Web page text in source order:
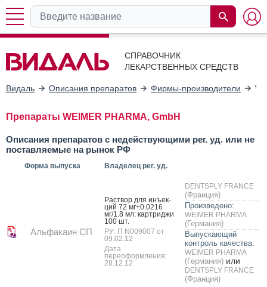
СПРАВОЧНИК
ЛЕКАРСТВЕННЫХ СРЕДСТВ
Видаль Описания препаратов Фирмы-производители
Препараты WEIMER PHARMA, GmbH
Описания препаратов с недействующими рег. уд. или не
поставляемые на рынок РФ
Форма выпуска Владелец рег. уд.
Альфакаин СП
Рас­твор для инъ­ек­
ций 72 мг+0.0216
мг/1.8 мл: кар­трид­жи
100 шт.
РУ: П N009007 от
09.02.12
Дата
переоформления:
28.12.12
DENTSPLY FRANCE
(Франция)
Произведено:
WEIMER PHARMA
(Германия)
Выпускающий
контроль качества:
WEIMER PHARMA
(Германия) или
DENTSPLY FRANCE
(Франция)